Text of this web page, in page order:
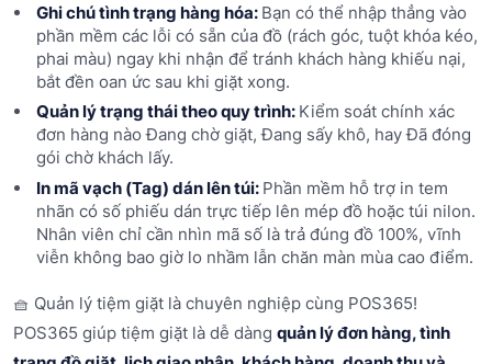
Ghi chú tình trạng hàng hóa: Bạn có thể nhập thẳng vào
phần mềm các lỗi có sẵn của đồ (rách góc, tuột khóa kéo,
phai màu) ngay khi nhận để tránh khách hàng khiếu nại,
bắt đền oan ức sau khi giặt xong.
Quản lý trạng thái theo quy trình: Kiểm soát chính xác
đơn hàng nào Đang chờ giặt, Đang sấy khô, hay Đã đóng
gói chờ khách lấy.
In mã vạch (Tag) dán lên túi: Phần mềm hỗ trợ in tem
nhãn có số phiếu dán trực tiếp lên mép đồ hoặc túi nilon.
Nhân viên chỉ cần nhìn mã số là trả đúng đồ 100%, vĩnh
viễn không bao giờ lo nhầm lẫn chăn màn mùa cao điểm.
🧺 Quản lý tiệm giặt là chuyên nghiệp cùng POS365!
POS365 giúp tiệm giặt là dễ dàng quản lý đơn hàng, tình